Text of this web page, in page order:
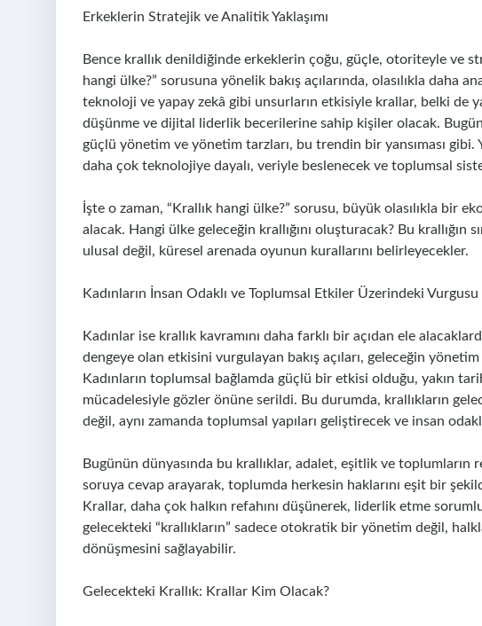
Erkeklerin Stratejik ve Analitik Yaklaşımı
Bence krallık denildiğinde erkeklerin çoğu, güçle, otoriteyle ve
hangi ülke?” sorusuna yönelik bakış açılarında, olasılıkla daha
teknoloji ve yapay zekâ gibi unsurların etkisiyle krallar, belki de
düşünme ve dijital liderlik becerilerine sahip kişiler olacak.
güçlü yönetim ve yönetim tarzları, bu trendin bir yansıması gibi.
daha çok teknolojiye dayalı, veriyle beslenecek ve toplumsal
İşte o zaman, “Krallık hangi ülke?” sorusu, büyük olasılıkla bir
alacak. Hangi ülke geleceğin krallığını oluşturacak? Bu krallığın
ulusal değil, küresel arenada oyunun kurallarını belirleyecekler.
Kadınların İnsan Odaklı ve Toplumsal Etkiler Üzerindeki Vurgusu
Kadınlar ise krallık kavramını daha farklı bir açıdan ele
dengeye olan etkisini vurgulayan bakış açıları, geleceğin
Kadınların toplumsal bağlamda güçlü bir etkisi olduğu, yakın
mücadelesiyle gözler önüne serildi. Bu durumda, krallıkların
değil, aynı zamanda toplumsal yapıları geliştirecek ve insan
Bugünün dünyasında bu krallıklar, adalet, eşitlik ve toplumların
soruya cevap arayarak, toplumda herkesin haklarını eşit bir
Krallar, daha çok halkın refahını düşünerek, liderlik etme
gelecekteki “krallıkların” sadece otokratik bir yönetim değil,
dönüşmesini sağlayabilir.
Gelecekteki Krallık: Krallar Kim Olacak?